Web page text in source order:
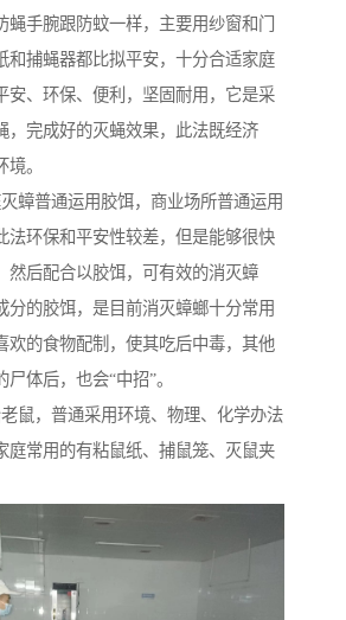
蝇手腕跟防蚊一样，主要用纱窗和门
和捕蝇器都比拟平安，十分合适家庭
安、环保、便利，坚固耐用，它是采
，完成好的灭蝇效果，此法既经济
。
灭蟑普通运用胶饵，商业场所普通运用
法环保和平安性较差，但是能够很快
然后配合以胶饵，可有效的消灭蟑
分的胶饵，是目前消灭蟑螂十分常用
欢的食物配制，使其吃后中毒，其他
体后，也会“中招”。
老鼠，普通采用环境、物理、化学办法
庭常用的有粘鼠纸、捕鼠笼、灭鼠夹